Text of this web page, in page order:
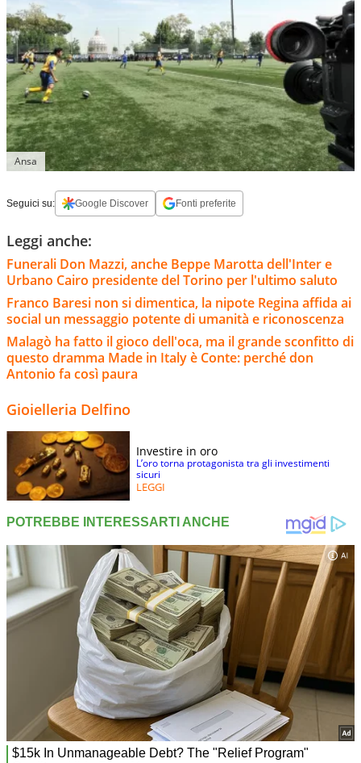
Ansa
Seguici su: Google Discover Fonti preferite
Leggi anche:
Funerali Don Mazzi, anche Beppe Marotta dell'Inter e
Urbano Cairo presidente del Torino per l'ultimo saluto
Franco Baresi non si dimentica, la nipote Regina affida ai
social un messaggio potente di umanità e riconoscenza
Malagò ha fatto il gioco dell'oca, ma il grande sconfitto di
questo dramma Made in Italy è Conte: perché don
Antonio fa così paura
Gioielleria Delfino
Investire in oro
L’oro torna protagonista tra gli investimenti
sicuri
LEGGI